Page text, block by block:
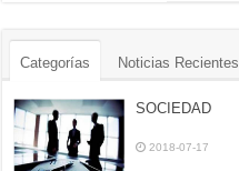
Categorías Noticias Recientes
SOCIEDAD
2018-07-17